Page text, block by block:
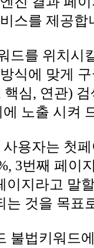
스를 제공합
노출 시켜
3번째 페이
는 것을 목표